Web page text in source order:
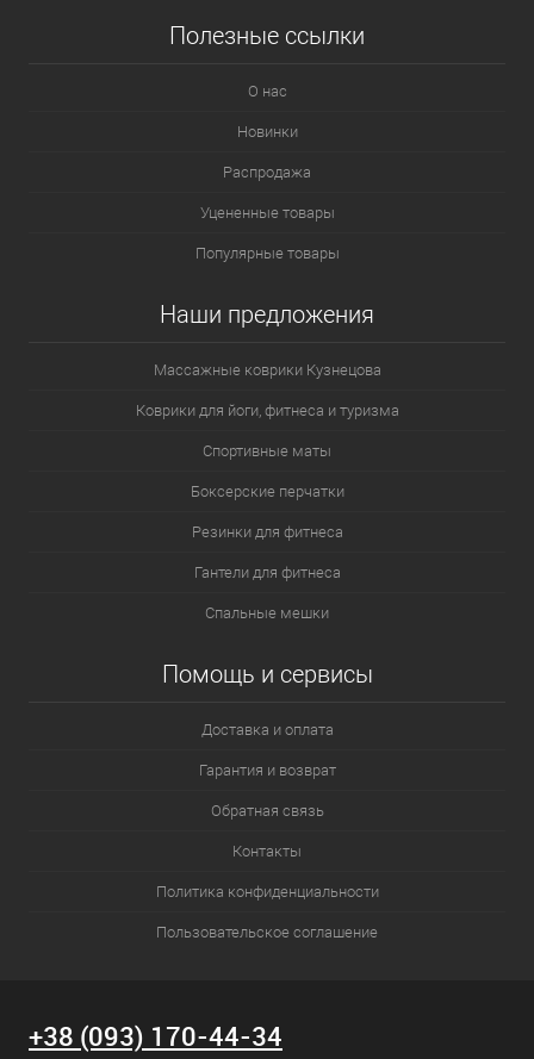
Полезные ссылки
О нас
Новинки
Распродажа
Уцененные товары
Популярные товары
Наши предложения
Массажные коврики Кузнецова
Коврики для йоги, фитнеса и туризма
Спортивные маты
Боксерские перчатки
Резинки для фитнеса
Гантели для фитнеса
Спальные мешки
Помощь и сервисы
Доставка и оплата
Гарантия и возврат
Обратная связь
Контакты
Политика конфиденциальности
Пользовательское соглашение
+38 (093) 170-44-34